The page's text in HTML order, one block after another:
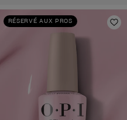
aux favoris
RÉSERVÉ AUX PROS